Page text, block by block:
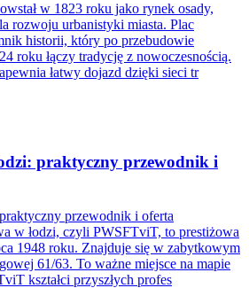
w 1823 roku jako rynek osady,
rozwoju urbanistyki miasta. Plac
historii, który po przebudowie
roku łączy tradycję z nowoczesnością.
łatwy dojazd dzięki sieci tr
praktyczny przewodnik i
przewodnik i oferta
w łodzi, czyli PWSFTviT, to prestiżowa
1948 roku. Znajduje się w zabytkowym
61/63. To ważne miejsce na mapie
kształci przyszłych profes